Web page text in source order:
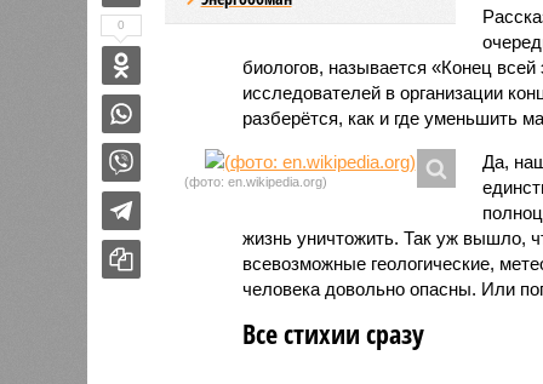
биологов, называется «Конец
исследователей в организации
разберётся, как и где уменьшить
(фото: en.wikipedia.org)
Да,
жизнь уничтожить. Так уж вышло,
всевозможные геологические,
человека довольно опасны. Или
Все стихии сразу
0